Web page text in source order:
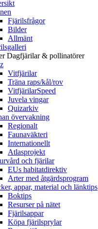
Fjärilsfrågor
Bilder
Allmänt
Dagfjärilar & pollinatörer
Vitfjärilar
Träna raps/kål/rov
VitfjärilarSpeed
Juvela vingar
Quizarkiv
övervakning
Regionalt
Faunaväkteri
Internationellt
Atlasprojekt
och fjärilar
EUs habitatdirektiv
Arter med åtgärdsprogram
appar, material och länktips
Boktips
Resurser på nätet
Fjärilsappar
Köpa fjärilsprylar